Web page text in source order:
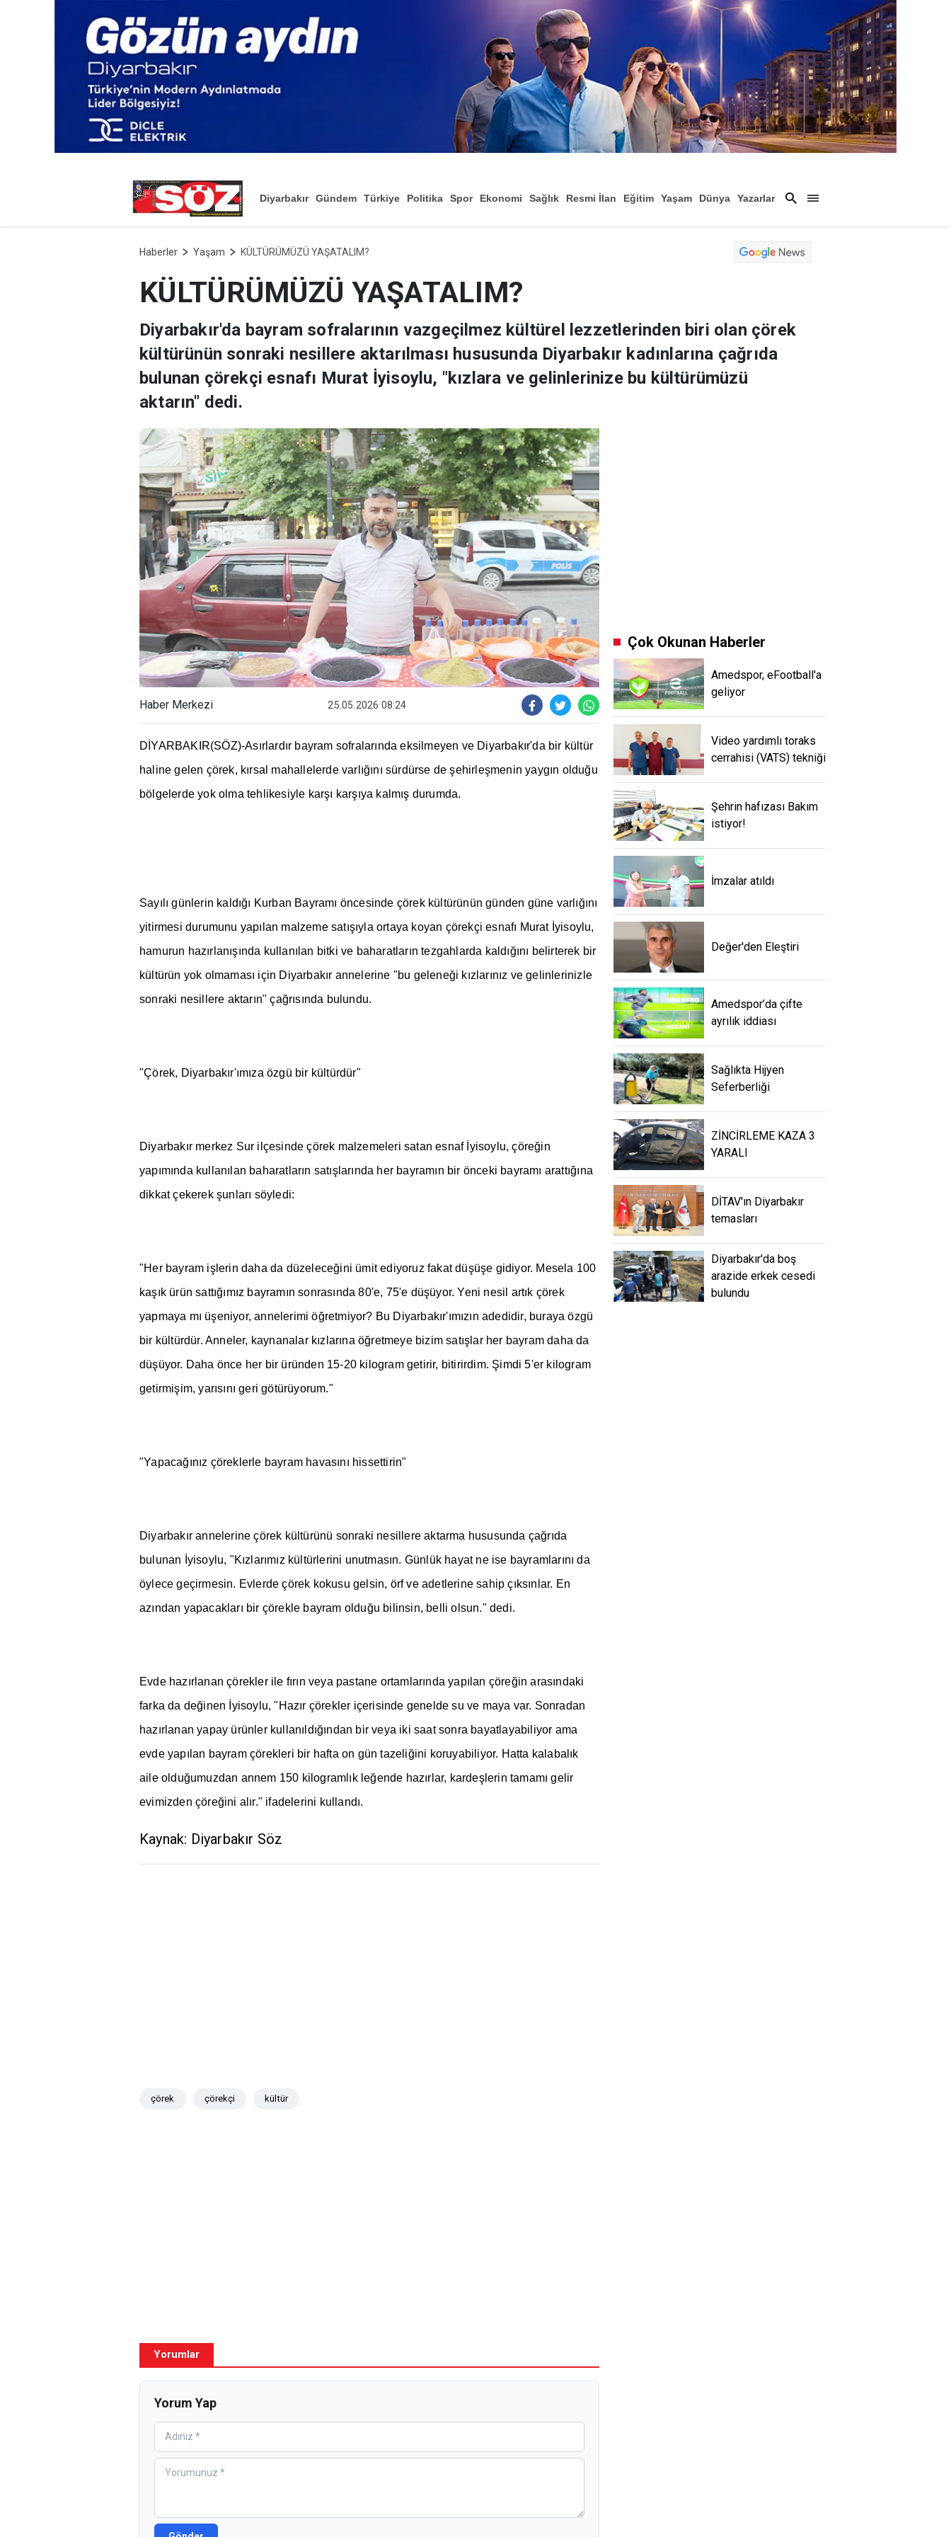
Diyarbakır Gündem Türkiye Politika Spor Ekonomi Sağlık Resmi İlan Eğitim Yaşam
Dünya
Yazarlar
Haberler Yaşam KÜLTÜRÜMÜZÜ YAŞATALIM?
KÜLTÜRÜMÜZÜ YAŞATALIM?
Diyarbakır'da bayram sofralarının vazgeçilmez kültürel lezzetlerinden biri olan çörek
kültürünün sonraki nesillere aktarılması hususunda Diyarbakır kadınlarına çağrıda
bulunan çörekçi esnafı Murat İyisoylu, "kızlara ve gelinlerinize bu kültürümüzü
aktarın" dedi.
Haber Merkezi 25.05.2026 08:24
D İYARBAKIR(SÖZ)-Asırlardır bayram sofralarında eksilmeyen ve Diyarbakır'da bir kültür
haline gelen çörek, kırsal mahallelerde varl ığını sürdürse deşehirleşmenin yaygın olduğu
bölgelerde yok olma tehlikesiyle karşı karşıya kalmış durumda.
Sayı ı günlerin kaldığı Kurban Bayramı öncesinde çörek kültürünün günden güne varl ığını
yitirmesi durumunu yapı lan malzeme satışıyla ortaya koyan çörekçi esnafı Murat İyisoylu,
hamurun hazırlanışında kullanı lan bitki ve baharatların tezgahlarda kaldığını belirterek bir
kültürün yok olmaması için Diyarbakır annelerine "bu geleneği kızlarınız ve gelinlerinizle
sonraki nesillere aktarın" çağrısında bulundu.
"Çörek, Diyarbakır'ımıza özgü bir kültürdür"
Diyarbakır merkez Sur ilçesinde çörek malzemeleri satan esnaf yisoylu, çöreğin
yapımında kullanı lan baharatların satışlarında her bayramın bir önceki bayramı arattığına
dikkat çekerek şunları söyledi:
"Her bayram işlerin daha da düzeleceğini ümit ediyoruz fakat düşüşe gidiyor. Mesela 100
kaşık ürün sattığımız bayramın sonrasında 80'e, 75'e düşüyor. Yeni nesil artık çörek
yapmaya mı üşeniyor, annelerimi öğretmiyor? Bu Diyarbakır'ımızın adedidir, buraya özgü
bir kültürdür. Anneler, kaynanalar kızlarına öğretmeye bizim satış lar her bayram daha da
düşüyor. Daha önce her bir üründen 15-20 kilogram getirir, bitirirdim. Şimdi 5'er kilogram
getirmişim, yarısını geri götürüyorum."
"Yapacağınız çöreklerle bayram havasını hissettirin"
Diyarbakır annelerine çörek kültürünü sonraki nesillere aktarma hususunda çağrıda
bulunan yisoylu, "Kızlarımız kültürlerini unutmasın. Günlük hayat ne ise bayramlarını da
öylece geçirmesin. Evlerde çörek kokusu gelsin, örf ve adetlerine sahip çıksınlar. En
azından yapacakları bir çörekle bayram olduğu bilinsin, belli olsun." dedi.
Evde hazırlanan çörekler ile fırın veya pastane ortamlarında yapı lan çöreğin arasındaki
farka da değinen yisoylu, "Hazır çörekler içerisinde genelde su ve maya var. Sonradan
hazırlanan yapay ürünler kullanı ldığından bir veya iki saat sonra bayatlayabiliyor ama
evde yapı lan bayram çörekleri bir hafta on gün tazeliğini koruyabiliyor. Hatta kalabal ık
aile olduğumuzdan annem 150 kilograml ı k leğende hazırlar, kardeşlerin tamamı gelir
evimizden çöreğini al ır." ifadelerini kullandı.
Kaynak: Diyarbakır Söz
çörek çörekçi kültür
Yorumlar
Yorum Yap
Çok Okunan Haberler
Amedspor, eFootball'a
geliyor
Video yardımlı toraks
cerrahisi (VATS) tekniği
Şehrin hafızası Bakım
istiyor!
İmzalar atıldı
Değer'den Eleştiri
Amedspor’da çifte
ayrılık iddiası
Sağlıkta Hijyen
Seferberliği
ZİNCİRLEME KAZA 3
YARALI
DİTAV'ın Diyarbakır
temasları
Diyarbakır'da boş
arazide erkek cesedi
bulundu